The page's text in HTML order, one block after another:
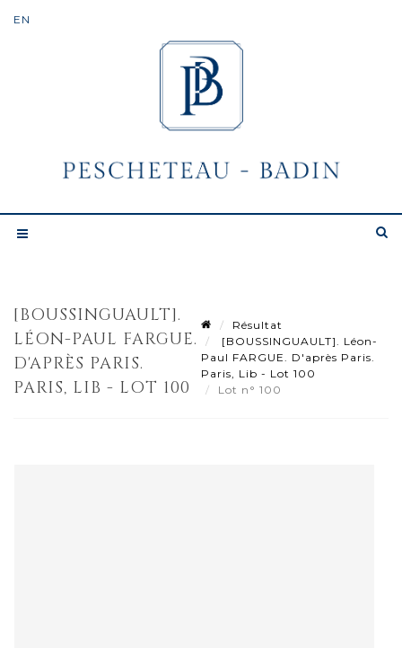
[BOUSSINGUAULT].
LÉON-PAUL FARGUE.
D'APRÈS PARIS.
PARIS, LIB - LOT 100
Résultat
[BOUSSINGUAULT]. Léon-
Paul FARGUE. D'après Paris.
Paris, Lib - Lot 100
Lot n° 100